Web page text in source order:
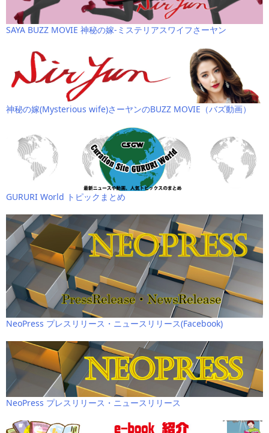
SAYA BUZZ MOVIE 神秘の嫁-ミステリアスワイフさーヤン
神秘の嫁(Mysterious wife)さーヤンのBUZZ MOVIE（バズ動画）
GURURI World トピックまとめ
NeoPress プレスリリース・ニュースリリース(Facebook)
NeoPress プレスリリース・ニュースリリース